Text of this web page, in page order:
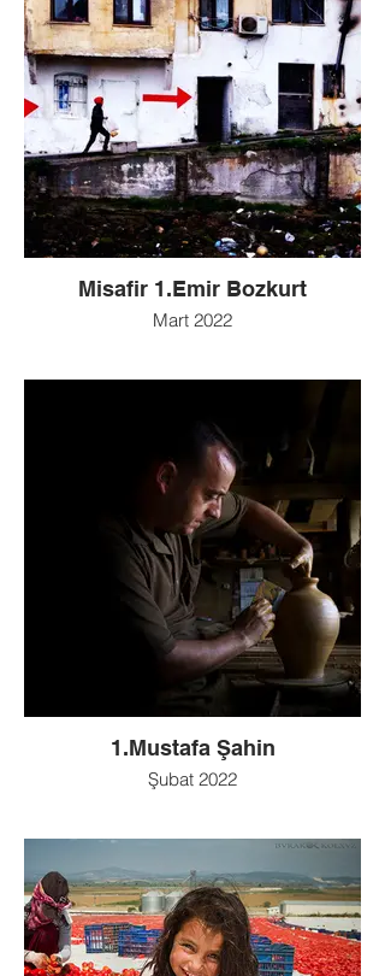
Misafir 1.Emir Bozkurt
Mart 2022
1.Mustafa Şahin
Şubat 2022